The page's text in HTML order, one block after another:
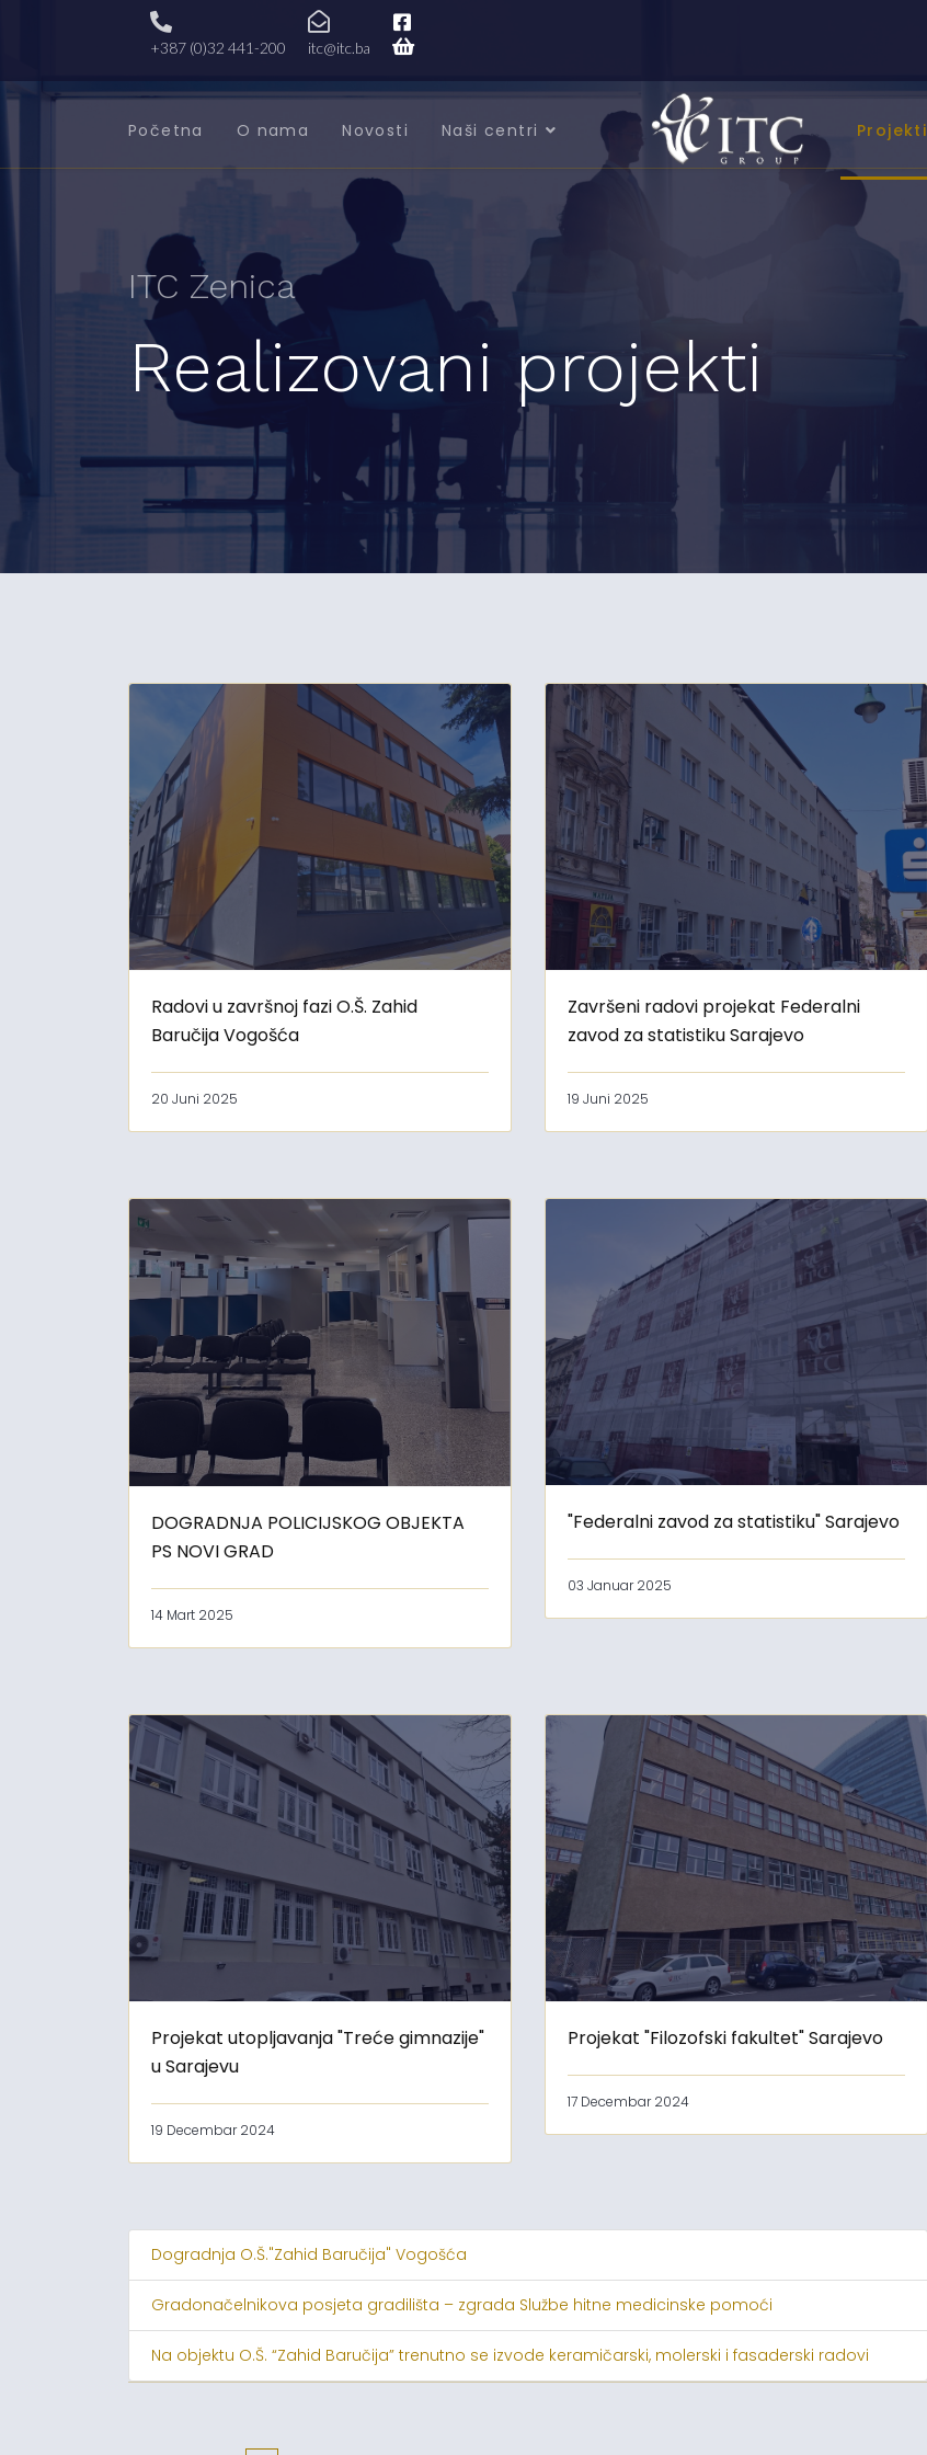
+387 (0)32 441-200 itc@itc.ba
Početna O nama Novosti Naši centri Projekti
ITC Zenica
Realizovani projekti
Radovi u završnoj fazi O.Š. Zahid
Baručija Vogošća
20 Juni 2025
Završeni radovi projekat Federalni
zavod za statistiku Sarajevo
19 Juni 2025
DOGRADNJA POLICIJSKOG OBJEKTA
PS NOVI GRAD
14 Mart 2025
"Federalni zavod za statistiku" Sarajevo
03 Januar 2025
Projekat utopljavanja "Treće gimnazije"
u Sarajevu
19 Decembar 2024
Projekat "Filozofski fakultet" Sarajevo
17 Decembar 2024
Dogradnja O.Š."Zahid Baručija" Vogošća
Gradonačelnikova posjeta gradilišta – zgrada Službe hitne medicinske pomoći
Na objektu O.Š. “Zahid Baručija” trenutno se izvode keramičarski, molerski i fasaderski radovi